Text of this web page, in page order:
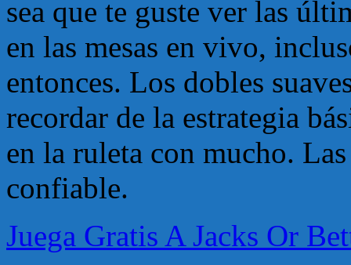
sea que te guste ver las
en las mesas en vivo,
entonces. Los dobles
recordar de la estrategia
en la ruleta con mucho.
confiable.
Juega Gratis A Jacks Or